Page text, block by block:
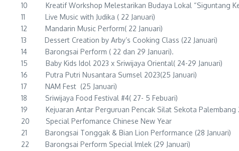
10 Kreatif Workshop Melestarikan Budaya Lokal “Siguntang
11 Live Music with Judika ( 22 Januari)
12 Mandarin Music Perform( 22 Januari)
13 Dessert Creation by Arby’s Cooking Class (22 Januari)
14 Barongsai Perform ( 22 dan 29 Januari).
15 Baby Kids Idol 2023 x Sriwijaya Oriental( 24-29 Januari)
16 Putra Putri Nusantara Sumsel 2023(25 Januari)
17 NAM Fest (25 Januari)
18 Sriwijaya Food Festival #4( 27- 5 Febuari)
19 Kejuaran Antar Perguruan Pencak Silat Sekota Palembang
20 Special Perfomance Chinese New Year
21 Barongsai Tonggak & Bian Lion Performance (28 Januari)
22 Barongsai Perform Special Imlek (29 Januari)